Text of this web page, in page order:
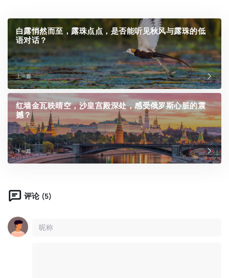
白露悄然而至，露珠点点，是否能听见秋风与露珠的低
语对话？
上一篇
红墙金瓦映晴空，沙皇宫殿深处，感受俄罗斯心脏的震
撼？
下一篇
评论 (5)